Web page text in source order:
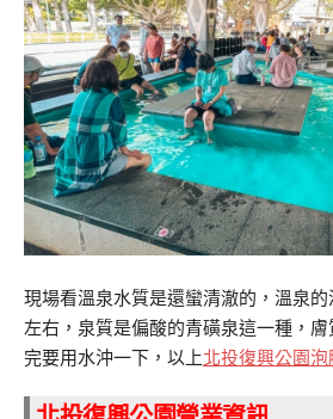
現場看溫泉水質是還蠻清澈的，溫泉
左右，泉質是偏酸的青磺泉這一種，
完要用水沖一下，以上北投復興公園泡